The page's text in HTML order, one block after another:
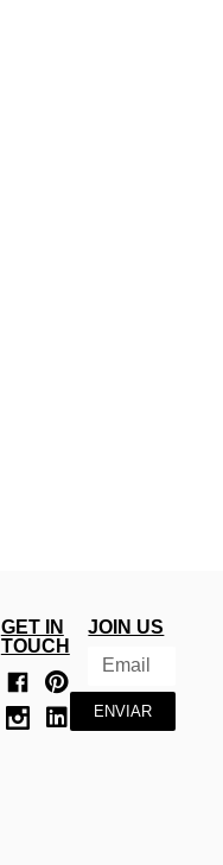
GET IN
TOUCH
JOIN US
ENVIAR